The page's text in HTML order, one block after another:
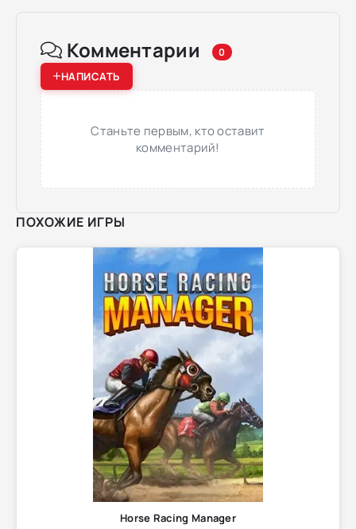
Комментарии 0
НАПИСАТЬ
Станьте первым, кто оставит
комментарий!
ПОХОЖИЕ ИГРЫ
Horse Racing Manager